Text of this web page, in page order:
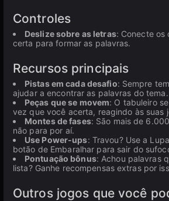
Controles
Deslize sobre as letras: Conecte os
certa para formar as palavras.
Recursos principais
Pistas em cada desafio: Sempre
ajudar a encontrar as palavras do tema.
Peças que se movem: O tabuleiro
vez que você acerta, reagindo às suas
Montes de fases: São mais de
não para por aí.
Use Power-ups: Travou? Use a
botão de Embaralhar para sair do
Pontuação bônus: Achou palavras
lista? Ganhe recompensas extras por
Outros jogos que você